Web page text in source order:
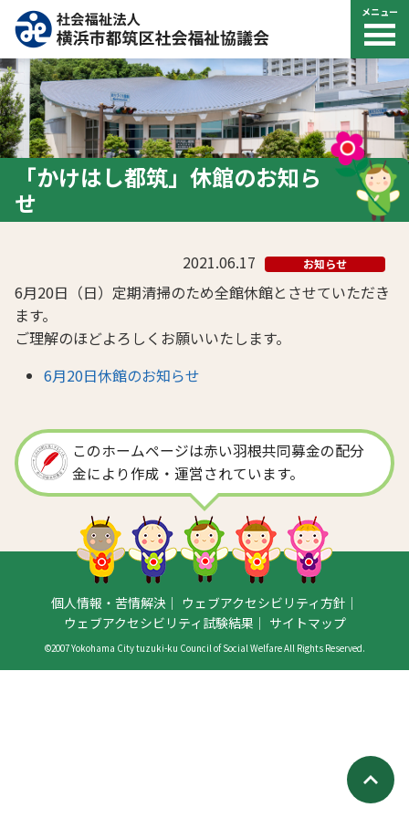
メニュー
「かけはし都筑」休館のお知ら
せ
2021.06.17 お知らせ
6月20日（日）定期清掃のため全館休館とさせていただき
ます。
ご理解のほどよろしくお願いいたします。
6月20日休館のお知らせ
このホームページは赤い羽根共同募金の配分
金により作成・運営されています。
個人情報・苦情解決
ウェブアクセシビリティ方針
ウェブアクセシビリティ試験結果
サイトマップ
©2007 Yokohama City tuzuki-ku Council of Social Welfare All Rights Reserved.